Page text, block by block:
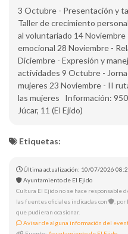
3 Octubre - Presentación y
Taller de crecimiento
al voluntariado 14
emocional 28 Noviembre -
Diciembre - Expresión y
actividades 9 Octubre -
mujeres 23 Noviembre - II
las mujeres Información:
Júcar, 11 (El Ejido)
Etiquetas:
Última actualización: 10/07/2026
Ayuntamiento de El Ejido
Cultura El Ejido no se hace responsable
las fuentes oficiales indicadas con
, por
que pudieran ocasionar.
Avisar de alguna información del